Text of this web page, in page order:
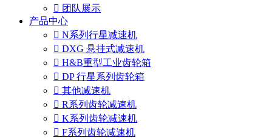
 团队展示
产品中心
 N系列行星减速机
 DXG 悬挂式减速机
 H&B重型工业齿轮箱
 DP 行星系列齿轮箱
 其他减速机
 R系列齿轮减速机
 K系列齿轮减速机
 F系列齿轮减速机